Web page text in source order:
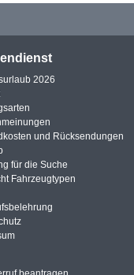
2026
und Rücksendungen
für die Suche
Fahrzeugtypen